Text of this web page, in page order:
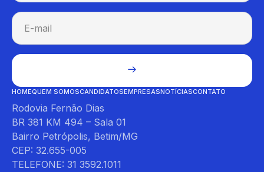
HOMEQUEM SOMOSCANDIDATOSEMPRESASNOTÍCIASCONTATO
Rodovia Fernão Dias
BR 381 KM 494 – Sala 01
Bairro Petrópolis, Betim/MG
CEP: 32.655-005
TELEFONE: 31 3592.1011